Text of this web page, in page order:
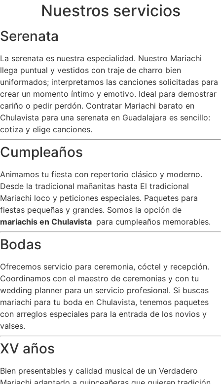
Nuestros servicios
Serenata
La serenata es nuestra especialidad. Nuestro Mariachi
llega puntual y vestidos con traje de charro bien
uniformados; interpretamos las canciones solicitadas para
crear un momento íntimo y emotivo. Ideal para demostrar
cariño o pedir perdón. Contratar Mariachi barato en
Chulavista para una serenata en Guadalajara es sencillo:
cotiza y elige canciones.
Cumpleaños
Animamos tu fiesta con repertorio clásico y moderno.
Desde la tradicional mañanitas hasta El tradicional
Mariachi loco y peticiones especiales. Paquetes para
fiestas pequeñas y grandes. Somos la opción de
mariachis en Chulavista para cumpleaños memorables.
Bodas
Ofrecemos servicio para ceremonia, cóctel y recepción.
Coordinamos con el maestro de ceremonias y con tu
wedding planner para un servicio profesional. Si buscas
mariachi para tu boda en Chulavista, tenemos paquetes
con arreglos especiales para la entrada de los novios y
valses.
XV años
Bien presentables y calidad musical de un Verdadero